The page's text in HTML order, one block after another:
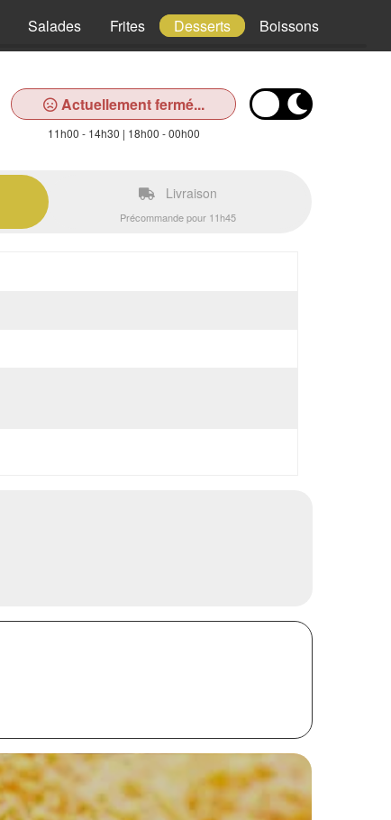
Salades Frites Desserts Boissons
Actuellement fermé...
11h00 - 14h30 | 18h00 - 00h00
Livraison
Précommande pour 11h45